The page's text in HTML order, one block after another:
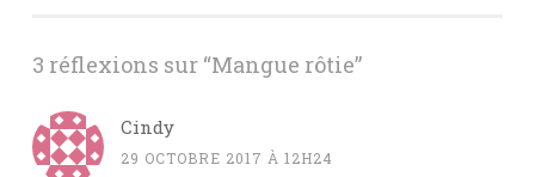
3 réflexions sur “Mangue rôtie”
Cindy
29 OCTOBRE 2017 À 12H24